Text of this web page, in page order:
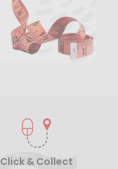
Click & Collect